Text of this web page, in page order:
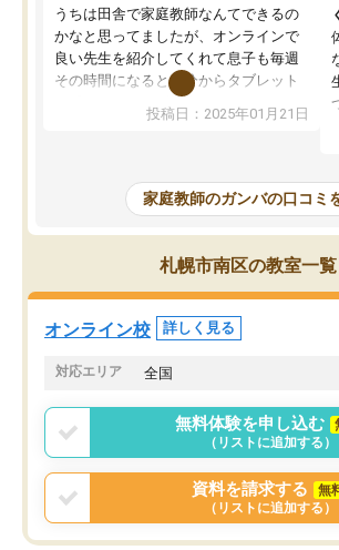
うちは田舎で家庭教師なんてできるの
かなと思ってましたが、オンラインで
良い先生を紹介してくれて息子も毎週
その時間になると自分からタブレット
を開いてzoomを繋げるようになりまし
た！5科目なんでもOKなのもとても気
めて1年ほどだった今では平均点以上の
科目が増えてきました！あと1年受験ま
であるので無料の週末教室を使用しな
がら頑張って欲しいと思います！
投稿日：2025年01月21日
家庭教師のガンバの口コミ
札幌市南区の教室一覧
オンライン校 詳しく見る
対応エリア 全国
無料体験を申し込む
（リストに追加する）
資料を請求する
無
（リストに追加する）